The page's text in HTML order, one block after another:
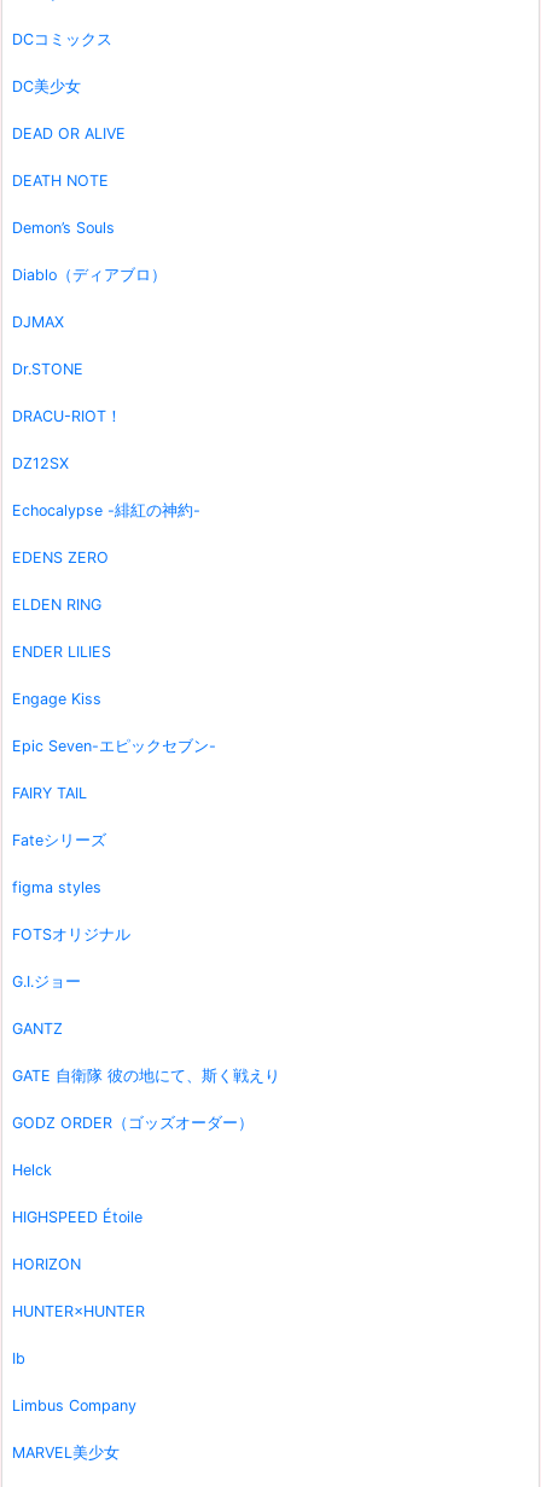
DCコミックス
DC美少女
DEAD OR ALIVE
DEATH NOTE
Demon’s Souls
Diablo（ディアブロ）
DJMAX
Dr.STONE
DRACU-RIOT！
DZ12SX
Echocalypse -緋紅の神約-
EDENS ZERO
ELDEN RING
ENDER LILIES
Engage Kiss
Epic Seven-エピックセブン-
FAIRY TAIL
Fateシリーズ
figma styles
FOTSオリジナル
G.I.ジョー
GANTZ
GATE 自衛隊 彼の地にて、斯く戦えり
GODZ ORDER（ゴッズオーダー）
Helck
HIGHSPEED Étoile
HORIZON
HUNTER×HUNTER
Ib
Limbus Company
MARVEL美少女